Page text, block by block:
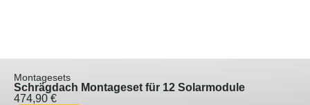
Montagesets
Schrägdach Montageset für 12 Solarmodule
474,90 €